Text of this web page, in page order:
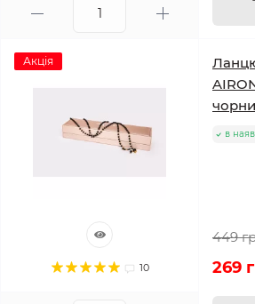
Акція
10
в
449
269